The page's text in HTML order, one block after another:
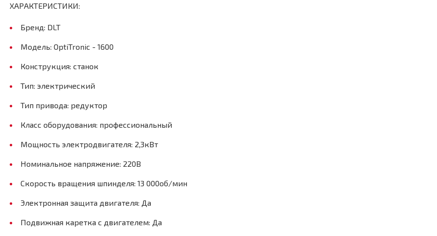
ХАРАКТЕРИСТИКИ:
Бренд: DLT
Модель: OptiTronic - 1600
Конструкция: станок
Тип: электрический
Тип привода: редуктор
Класс оборудования: профессиональный
Мощность электродвигателя: 2,3кВт
Номинальное напряжение: 220В
Скорость вращения шпинделя: 13 000об/мин
Электронная защита двигателя: Да
Подвижная каретка с двигателем: Да